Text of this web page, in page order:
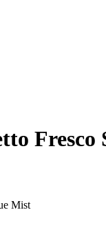
Fresco
Mist